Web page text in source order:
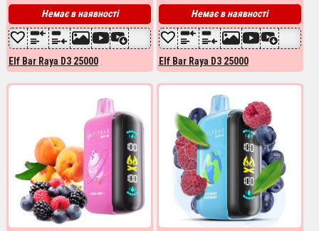
Немає в наявності
Elf Bar Raya D3 25000
Немає в наявності
Elf Bar Raya D3 25000